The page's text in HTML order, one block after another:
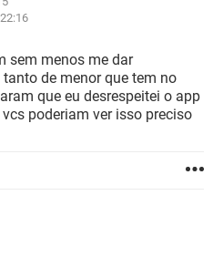
EXCEL
EXCEL
GMAIL
FACEBOOK
EXCEL
sem menos me dar
de menor que tem no
que eu desrespeitei o app
poderiam ver isso preciso